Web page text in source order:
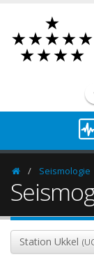
HomepageSeismologie
Station Ukkel